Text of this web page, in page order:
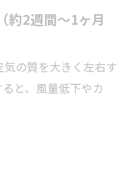
約2週間〜1ヶ月
の質を大きく左右す
と、風量低下やカ